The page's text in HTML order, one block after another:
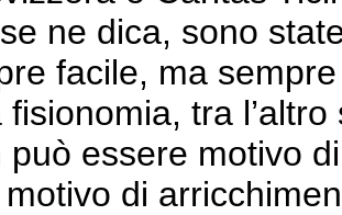
ne dica, sono
facile, ma
fisionomia, tra
può essere motivo
di